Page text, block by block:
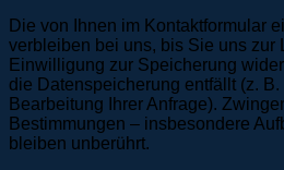
Die von Ihnen im Kontaktformular
verbleiben bei uns, bis Sie uns zur
Einwilligung zur Speicherung
die Datenspeicherung entfällt (z.
Bearbeitung Ihrer Anfrage).
Bestimmungen – insbesondere
bleiben unberührt.